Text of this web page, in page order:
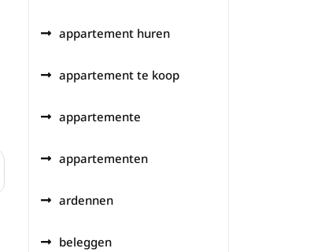
appartement huren
appartement te koop
appartemente
appartementen
ardennen
beleggen